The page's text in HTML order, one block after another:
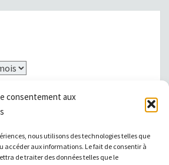
consentement aux
nous utilisons des technologies telles que
accéder aux informations. Le fait de consentir à
de traiter des données telles que le